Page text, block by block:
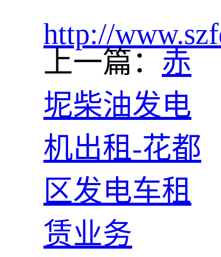
http://
上一篇： 赤
坭柴油发电
机出租-花都
区发电车租
赁业务